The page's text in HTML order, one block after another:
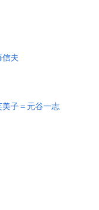
信夫
美子＝元谷一志